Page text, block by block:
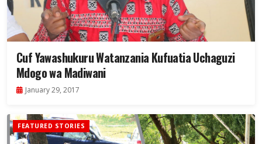
Cuf Yawashukuru Watanzania Kufuatia Uchaguzi
Mdogo wa Madiwani
January 29, 2017
FEATURED STORIES